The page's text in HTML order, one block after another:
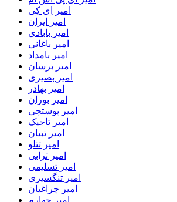
امیر اِی کِی
امیر ایران
امیر بابادی
امیر باغانی
امیر بامداد
امیر برسان
امیر بصیری
امیر بهادر
امیر بوران
امیر پوستچی
امیر تاجیک
امیر تبیان
امیر تتلو
امیر ترابی
امیر تسلیمی
امیر تنگسیری
امیر چراغیان
امیر چهارم